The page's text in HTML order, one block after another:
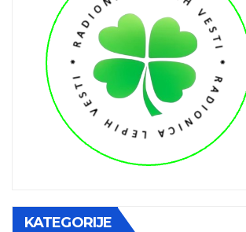
KATEGORIJE